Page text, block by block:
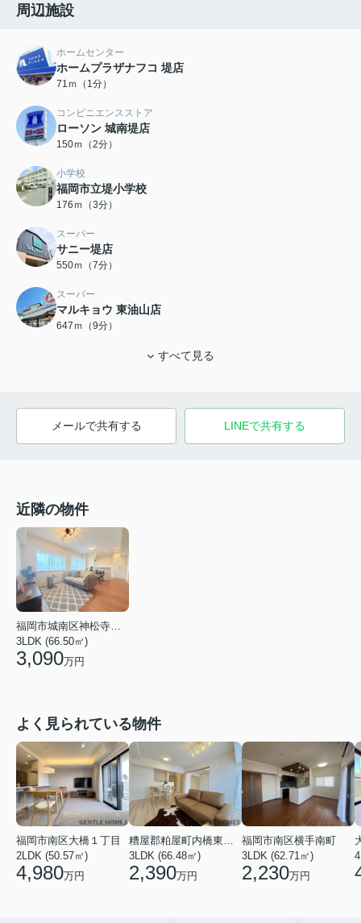
周辺施設
ホームセンター
ホームプラザナフコ 堤店
71ｍ（1分）
コンビニエンスストア
ローソン 城南堤店
150ｍ（2分）
小学校
福岡市立堤小学校
176ｍ（3分）
スーパー
サニー堤店
550ｍ（7分）
スーパー
マルキョウ 東油山店
647ｍ（9分）
すべて見る
メールで共有する LINEで共有する
近隣の物件
福岡市城南区神松寺２丁目
3LDK (66.50㎡)
3,090万円
よく見られている物件
福岡市南区大橋１丁目
2LDK (50.57㎡)
4,980万円
3LDK (66.48㎡)
2,390万円
福岡市南区横手南町
3LDK (62.71㎡)
2,230万円